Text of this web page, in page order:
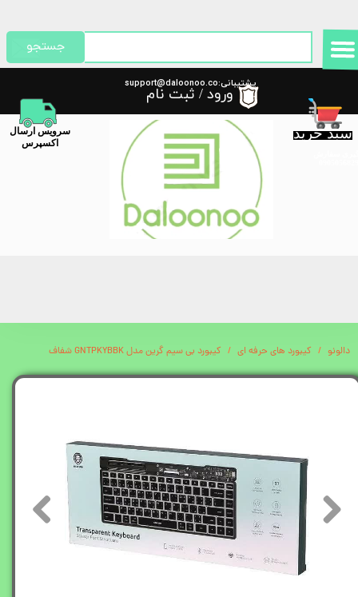
پشتیبانی:support@daloonoo.co
m
سبد خرید
​سرویس ارسال
اکسپرس
جستجو
ورود / ثبت نام
حساب کاربری من
تغییر گذر واژه
سفارشات
خروج از حساب کاربری
دالونو کیبورد های حرفه ای کیبورد بی سیم گرین مدل GNTPKYBBK شفاف